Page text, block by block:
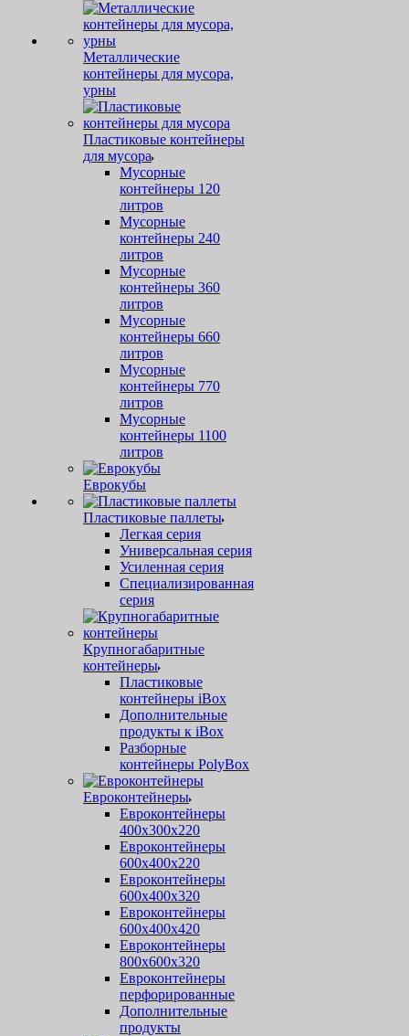
Металлические
контейнеры для мусора,
урны
Пластиковые контейнеры
для мусора
Мусорные
контейнеры 120
литров
Мусорные
контейнеры 240
литров
Мусорные
контейнеры 360
литров
Мусорные
контейнеры 660
литров
Мусорные
контейнеры 770
литров
Мусорные
контейнеры 1100
литров
Еврокубы
Пластиковые паллеты
Легкая серия
Универсальная серия
Усиленная серия
Специализированная
серия
Крупногабаритные
контейнеры
Пластиковые
контейнеры iBox
Дополнительные
продукты к iBox
Разборные
контейнеры PolyBox
Евроконтейнеры
Евроконтейнеры
400х300х220
Евроконтейнеры
600х400х220
Евроконтейнеры
600х400х320
Евроконтейнеры
600х400х420
Евроконтейнеры
800х600х320
Евроконтейнеры
перфорированные
Дополнительные
продукты